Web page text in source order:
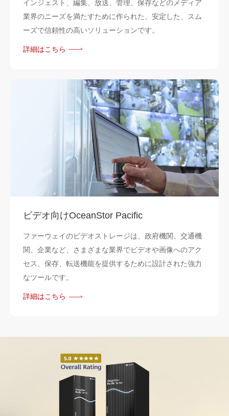
インジェスト、編集、放送、管理、保存などのメディア
業界のニーズを満たすために作られた、安定した、スム
ーズで信頼性の高いソリューションです。
詳細はこちら
ビデオ向けOceanStor Pacific
ファーウェイのビデオストレージは、政府機関、交通機
関、企業など、さまざまな業界でビデオや画像へのアク
セス、保存、転送機能を提供するために設計された強力
なツールです。
詳細はこちら